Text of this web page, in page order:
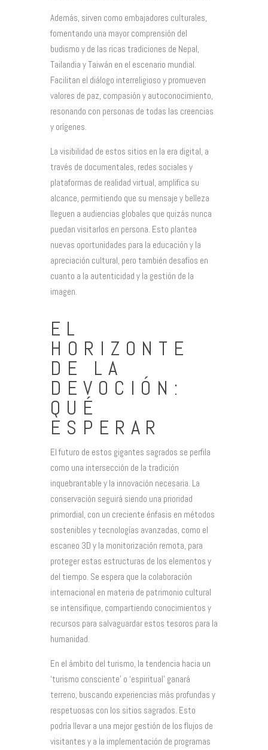
Además, sirven como embajadores culturales,
fomentando una mayor comprensión del
budismo y de las ricas tradiciones de Nepal,
Tailandia y Taiwán en el escenario mundial.
Facilitan el diálogo interreligioso y promueven
valores de paz, compasión y autoconocimiento,
resonando con personas de todas las creencias
y orígenes.
La visibilidad de estos sitios en la era digital, a
través de documentales, redes sociales y
plataformas de realidad virtual, amplifica su
alcance, permitiendo que su mensaje y belleza
lleguen a audiencias globales que quizás nunca
puedan visitarlos en persona. Esto plantea
nuevas oportunidades para la educación y la
apreciación cultural, pero también desafíos en
cuanto a la autenticidad y la gestión de la
imagen.
EL
HORIZONTE
DE LA
DEVOCIÓN:
QUÉ
ESPERAR
El futuro de estos gigantes sagrados se perfila
como una intersección de la tradición
inquebrantable y la innovación necesaria. La
conservación seguirá siendo una prioridad
primordial, con un creciente énfasis en métodos
sostenibles y tecnologías avanzadas, como el
escaneo 3D y la monitorización remota, para
proteger estas estructuras de los elementos y
del tiempo. Se espera que la colaboración
internacional en materia de patrimonio cultural
se intensifique, compartiendo conocimientos y
recursos para salvaguardar estos tesoros para la
humanidad.
En el ámbito del turismo, la tendencia hacia un
‘turismo consciente’ o ‘espiritual’ ganará
terreno, buscando experiencias más profundas y
respetuosas con los sitios sagrados. Esto
podría llevar a una mejor gestión de los flujos de
visitantes y a la implementación de programas